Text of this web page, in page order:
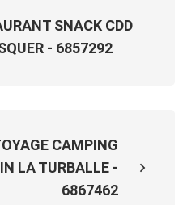
SNACK CDD
- 6857292
CAMPING
LA TURBALLE -
6867462